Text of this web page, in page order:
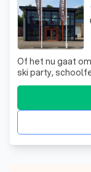
Of het nu gaat
ski party,
karaoke,
Systems maakt
HB Systems
evenementen.